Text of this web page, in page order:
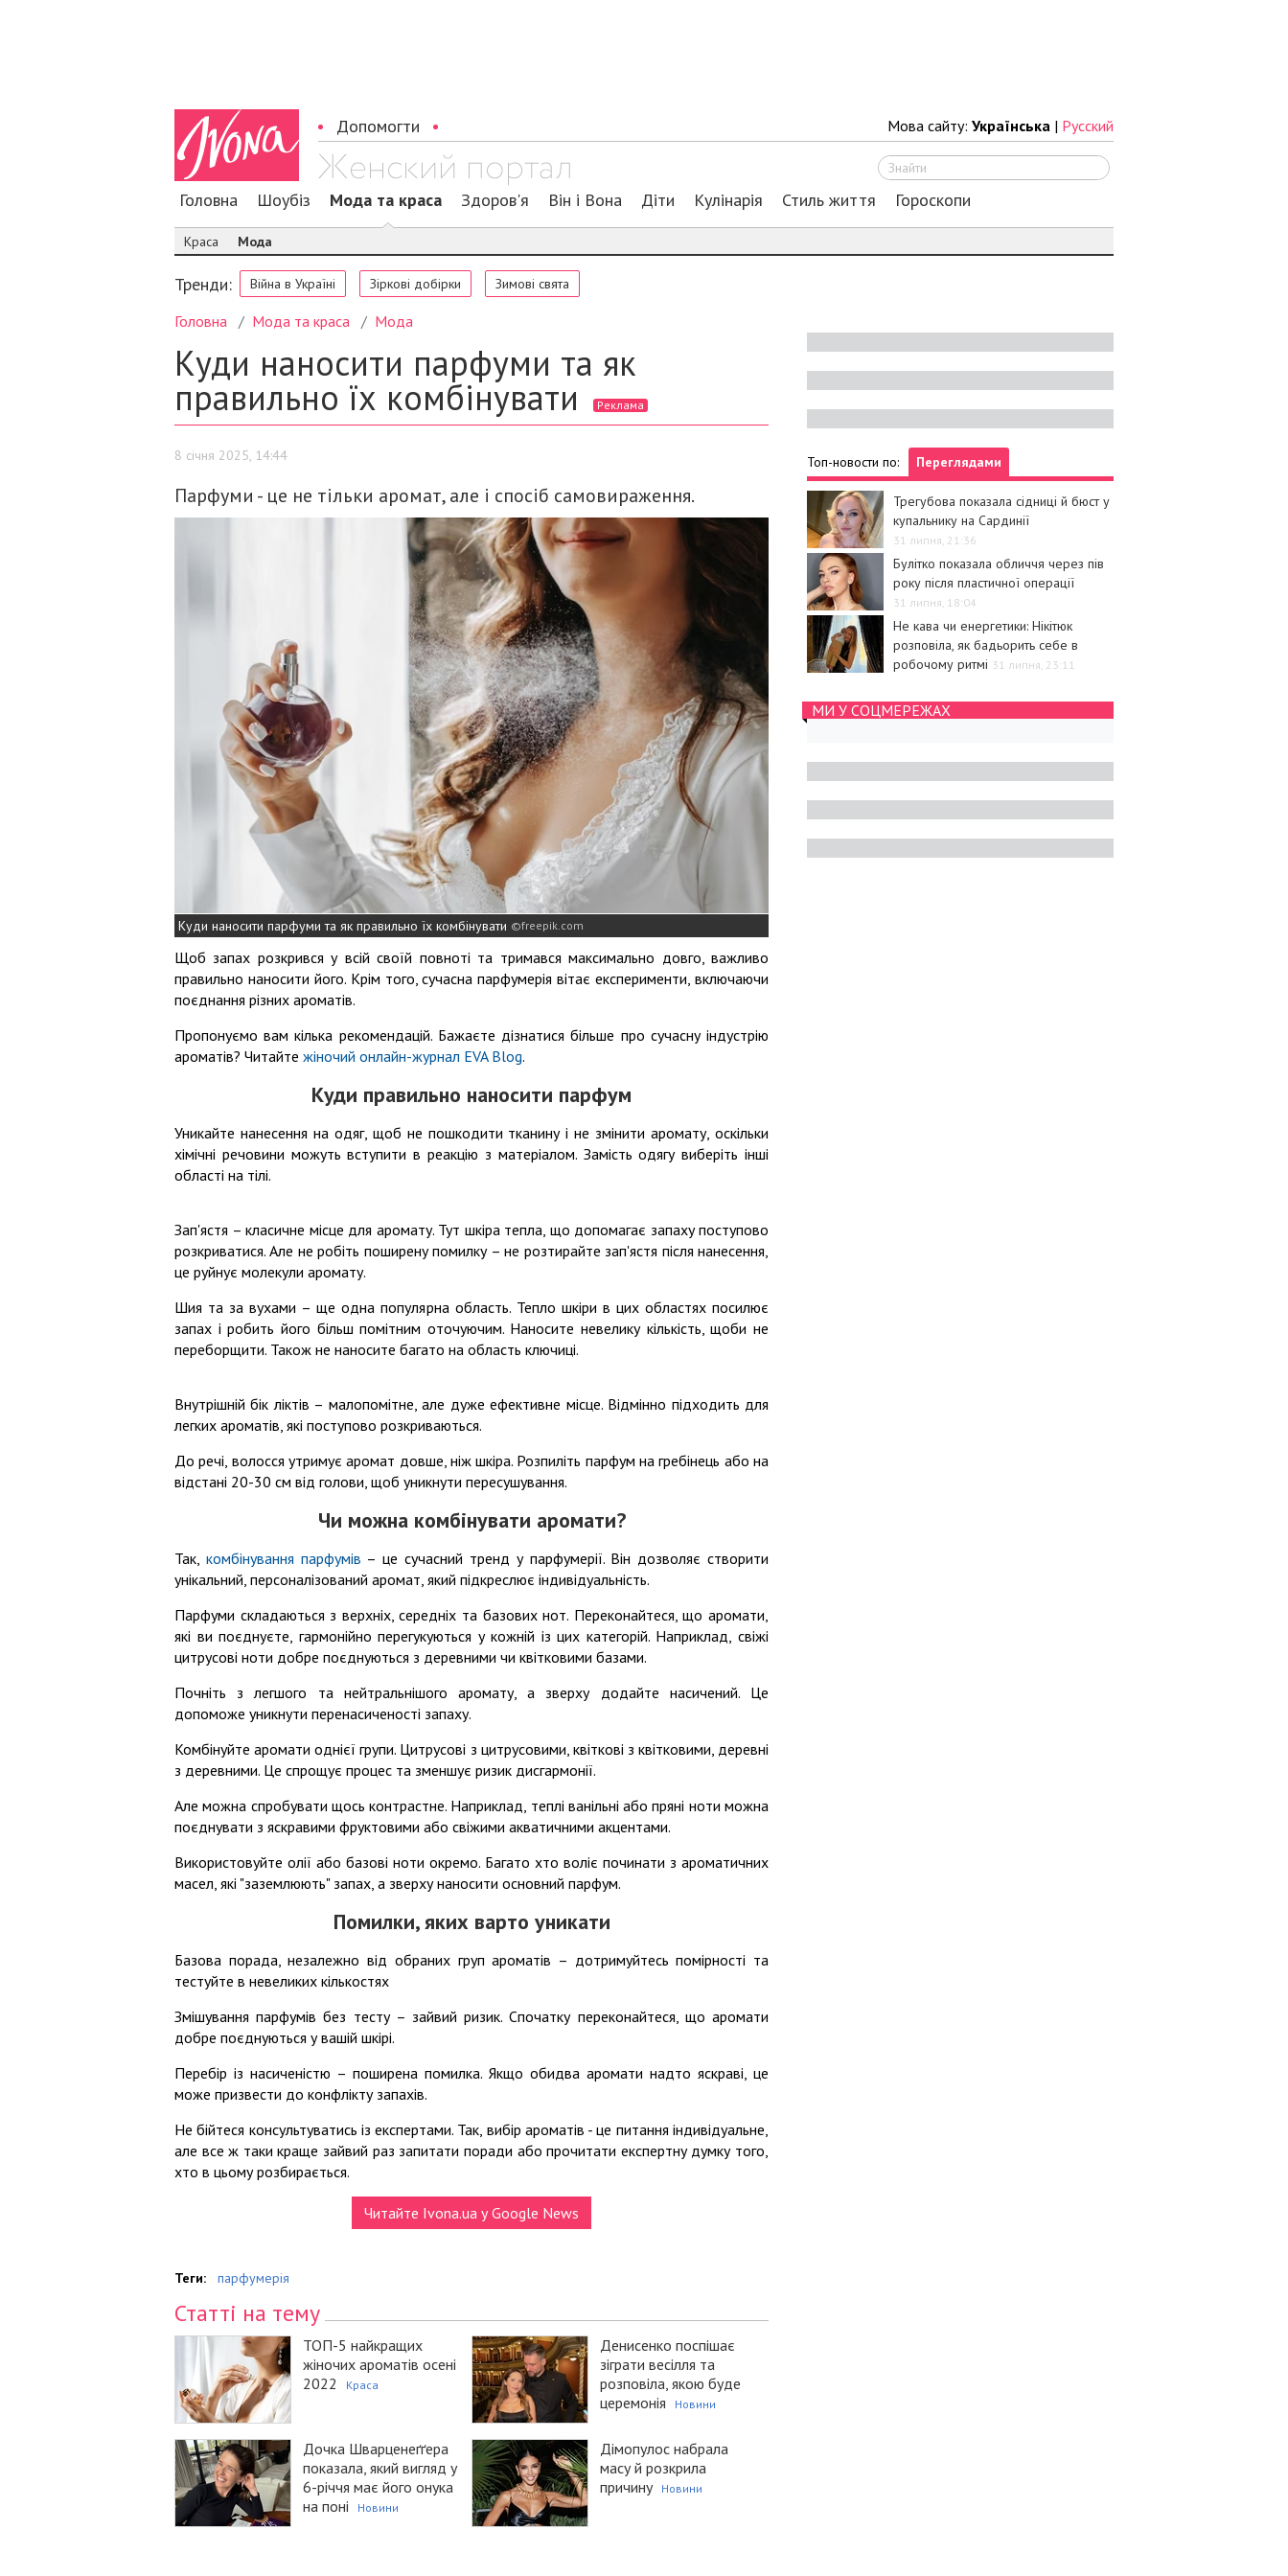
Допомогти Мова сайту: Українська | Русский
Головна Шоубіз Мода та краса Здоров'я Він і Вона Діти Кулінарія Стиль життя Гороскопи
Краса Мода
Тренди: Війна в Україні Зіркові добірки Зимові свята
Головна Мода та краса Мода
Куди наносити парфуми та як
правильно їх комбінувати Реклама
8 січня 2025, 14:44
Парфуми - це не тільки аромат, але і спосіб самовираження.
Куди наносити парфуми та як правильно їх комбінувати freepik.com
Щоб запах розкрився у всій своїй повноті та тримався максимально довго, важливо
правильно наносити його. Крім того, сучасна парфумерія вітає експерименти, включаючи
поєднання різних ароматів.
Пропонуємо вам кілька рекомендацій. Бажаєте дізнатися більше про сучасну індустрію
ароматів? Читайте жіночий онлайн-журнал EVA Blog.
Куди правильно наносити парфум
Уникайте нанесення на одяг, щоб не пошкодити тканину і не змінити аромату, оскільки
хімічні речовини можуть вступити в реакцію з матеріалом. Замість одягу виберіть інші
області на тілі.
Зап'ястя – класичне місце для аромату. Тут шкіра тепла, що допомагає запаху поступово
розкриватися. Але не робіть поширену помилку – не розтирайте зап'ястя після нанесення,
це руйнує молекули аромату.
Шия та за вухами – ще одна популярна область. Тепло шкіри в цих областях посилює
запах і робить його більш помітним оточуючим. Наносите невелику кількість, щоби не
переборщити. Також не наносите багато на область ключиці.
Внутрішній бік ліктів – малопомітне, але дуже ефективне місце. Відмінно підходить для
легких ароматів, які поступово розкриваються.
До речі, волосся утримує аромат довше, ніж шкіра. Розпиліть парфум на гребінець або на
відстані 20-30 см від голови, щоб уникнути пересушування.
Чи можна комбінувати аромати?
Так, комбінування парфумів – це сучасний тренд у парфумерії. Він дозволяє створити
унікальний, персоналізований аромат, який підкреслює індивідуальність.
Парфуми складаються з верхніх, середніх та базових нот. Переконайтеся, що аромати,
які ви поєднуєте, гармонійно перегукуються у кожній із цих категорій. Наприклад, свіжі
цитрусові ноти добре поєднуються з деревними чи квітковими базами.
Почніть з легшого та нейтральнішого аромату, а зверху додайте насичений. Це
допоможе уникнути перенасиченості запаху.
Комбінуйте аромати однієї групи. Цитрусові з цитрусовими, квіткові з квітковими, деревні
з деревними. Це спрощує процес та зменшує ризик дисгармонії.
Але можна спробувати щось контрастне. Наприклад, теплі ванільні або пряні ноти можна
поєднувати з яскравими фруктовими або свіжими акватичними акцентами.
Використовуйте олії або базові ноти окремо. Багато хто воліє починати з ароматичних
масел, які "заземлюють" запах, а зверху наносити основний парфум.
Помилки, яких варто уникати
Базова порада, незалежно від обраних груп ароматів – дотримуйтесь помірності та
тестуйте в невеликих кількостях
Змішування парфумів без тесту – зайвий ризик. Спочатку переконайтеся, що аромати
добре поєднуються у вашій шкірі.
Перебір із насиченістю – поширена помилка. Якщо обидва аромати надто яскраві, це
може призвести до конфлікту запахів.
Не бійтеся консультуватись із експертами. Так, вибір ароматів - це питання індивідуальне,
але все ж таки краще зайвий раз запитати поради або прочитати експертну думку того,
хто в цьому розбирається.
Читайте Ivona.ua у Google News
Теги: парфумерія
Статті на тему
ТОП-5 найкращих
жіночих ароматів осені
2022
Краса
Денисенко поспішає
зіграти весілля та
розповіла, якою буде
церемонія
Новини
Дочка Шварценеґґера
показала, який вигляд у
6-річчя має його онука
на поні
Новини
Дімопулос набрала
масу й розкрила
причину
Новини
Топ-новости по: Переглядами
Трегубова показала сідниці й бюст у
купальнику на Сардинії
31 липня, 21:36
Булітко показала обличчя через пів
року після пластичної операції
31 липня, 18:04
Не кава чи енергетики: Нікітюк
розповіла, як бадьорить себе в
робочому ритмі 31 липня, 23:11
МИ У СОЦМЕРЕЖАХ